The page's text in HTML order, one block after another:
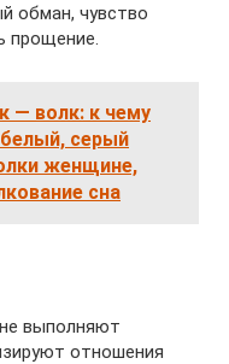
обман, чувство
прощение.
— волк: к чему
серый
женщине,
сна
выполняют
отношения